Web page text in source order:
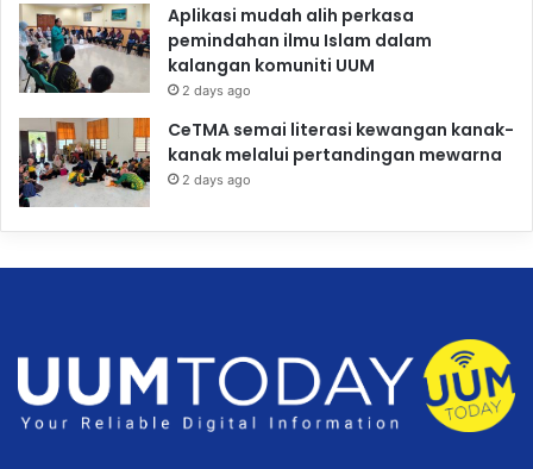
Aplikasi mudah alih perkasa
pemindahan ilmu Islam dalam
kalangan komuniti UUM
2 days ago
CeTMA semai literasi kewangan kanak-
kanak melalui pertandingan mewarna
2 days ago